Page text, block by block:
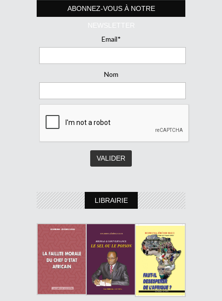
ABONNEZ-VOUS À NOTRE
NEWSLETTER
Email*
Nom
LIBRAIRIE